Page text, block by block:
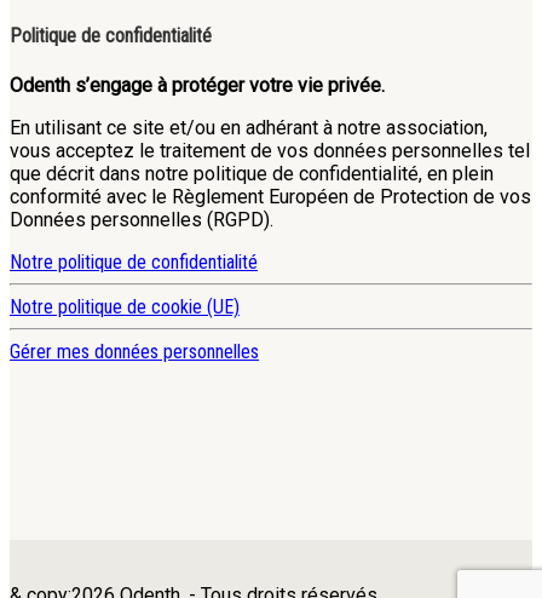
Politique de confidentialité
Odenth s’engage à protéger votre vie privée.
En utilisant ce site et/ou en adhérant à notre association,
vous acceptez le traitement de vos données personnelles tel
que décrit dans notre politique de confidentialité, en plein
conformité avec le Règlement Européen de Protection de vos
Données personnelles (RGPD).
Notre politique de confidentialité
Notre politique de cookie (UE)
Gérer mes données personnelles